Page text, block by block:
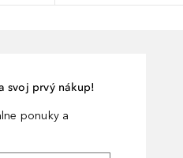
svoj prvý nákup!
ponuky a